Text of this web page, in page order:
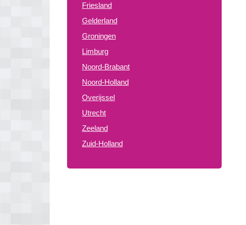
Friesland
Gelderland
Groningen
Limburg
Noord-Brabant
Noord-Holland
Overijssel
Utrecht
Zeeland
Zuid-Holland